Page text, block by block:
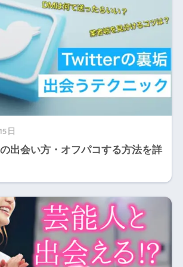
日
出会い方・オフパコする方法を詳